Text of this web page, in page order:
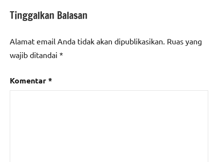
Tinggalkan Balasan
Alamat email Anda tidak akan dipublikasikan. Ruas yang
wajib ditandai *
Komentar*